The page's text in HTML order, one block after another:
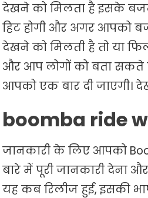
देखने को मिलता है इसके
हिट होगी और अगर आपको
देखने को मिलती है तो या
और आप लोगों को बता सकते
आपको एक बार दी जाएगी।
boomba ride
जानकारी के लिए आपको
बारे में पूरी जानकारी देना
यह कब रिलीज हुई, इसकी